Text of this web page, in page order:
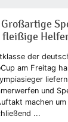
fleißige
der
am Freitag
und
machen
...